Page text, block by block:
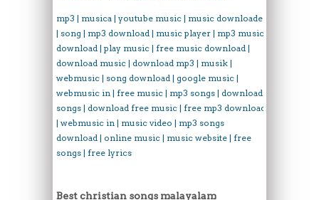
mp3 | musica | youtube music | music downloader
| song | mp3 download | music player | mp3 music
download | play music | free music download |
download music | download mp3 | musik |
webmusic | song download | google music |
webmusic in | free music | mp3 songs | download
songs | download free music | free mp3 download
| webmusic in | music video | mp3 songs
download | online music | music website | free
songs | free lyrics
Best christian songs malayalam